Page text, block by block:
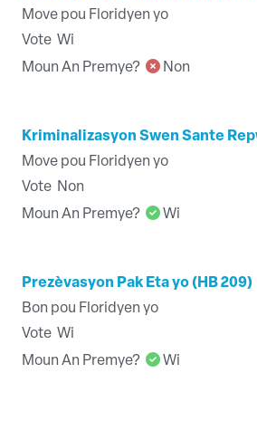
Move pou Floridyen yo
Vote Wi
Moun An Premye?
Non
Kriminalizasyon Swen Sante
Move pou Floridyen yo
Vote Non
Moun An Premye?
Wi
Prezèvasyon Pak Eta yo (HB 209)
Bon pou Floridyen yo
Vote Wi
Moun An Premye?
Wi